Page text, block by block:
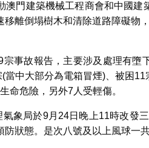
門建築機械工程商會和中國建
離倒塌樹木和清除道路障礙物
事故報告，主要涉及處理有墮
中大部分為電箱冒煙)、被困
命危險，另外7人受輕傷。
象局於9月24日晚上11時改發
狀態。是次八號及以上風球一共